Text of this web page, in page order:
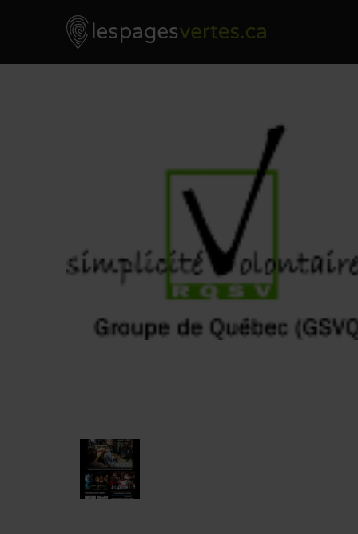
Skip to contentLes Pages Vertes - Go to homepage